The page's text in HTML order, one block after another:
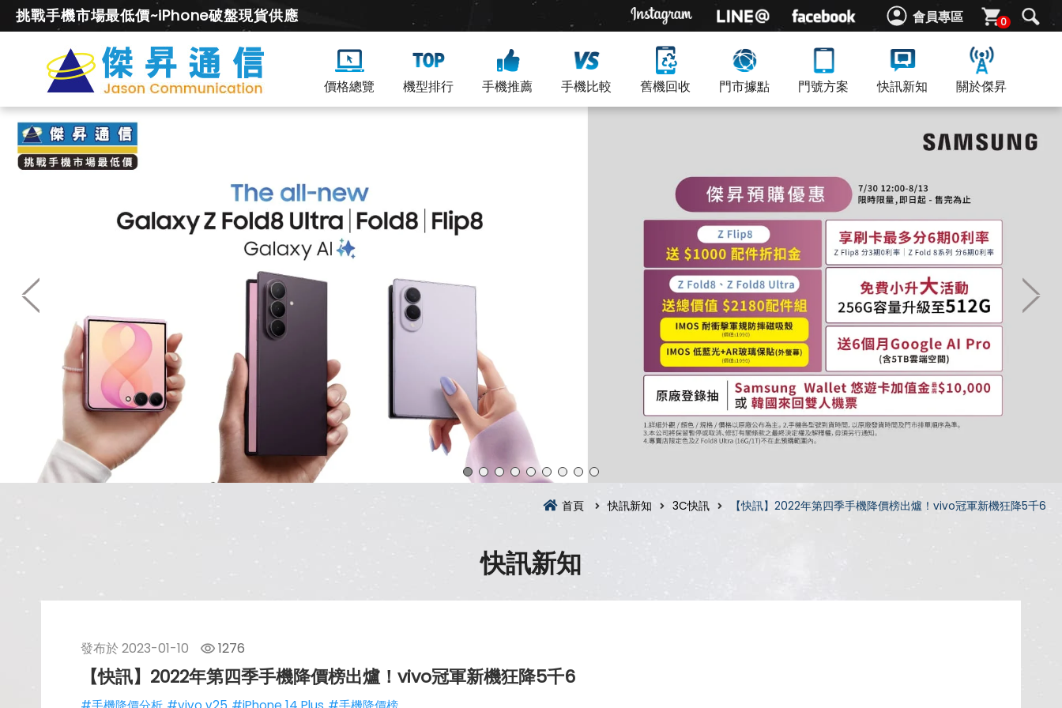
會員專區 0
挑戰手機市場最低價~iPhone破盤現貨供應
價格總覽 機型排行 手機推薦 手機比較 舊機回收 門市據點 門號方案 快訊新知 關於傑昇
首頁 快訊新知 3C快訊 【快訊】2022年第四季手機降價榜出爐！vivo冠軍新機狂降5千6
快訊新知
發布於 2023-01-10 1276
【快訊】2022年第四季手機降價榜出爐！vivo冠軍新機狂降5千6